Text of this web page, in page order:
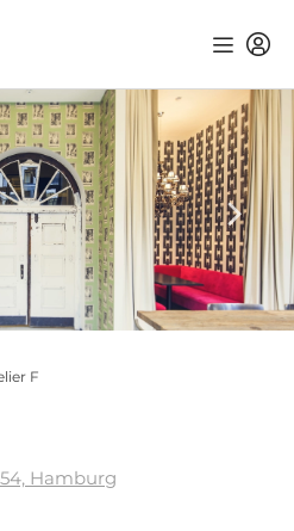
F
Hamburg